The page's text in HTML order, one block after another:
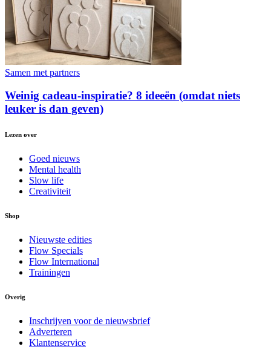
Samen met partners
Weinig cadeau-inspiratie? 8 ideeën (omdat niets
leuker is dan geven)
Lezen over
Goed nieuws
Mental health
Slow life
Creativiteit
Shop
Nieuwste edities
Flow Specials
Flow International
Trainingen
Overig
Inschrijven voor de nieuwsbrief
Adverteren
Klantenservice